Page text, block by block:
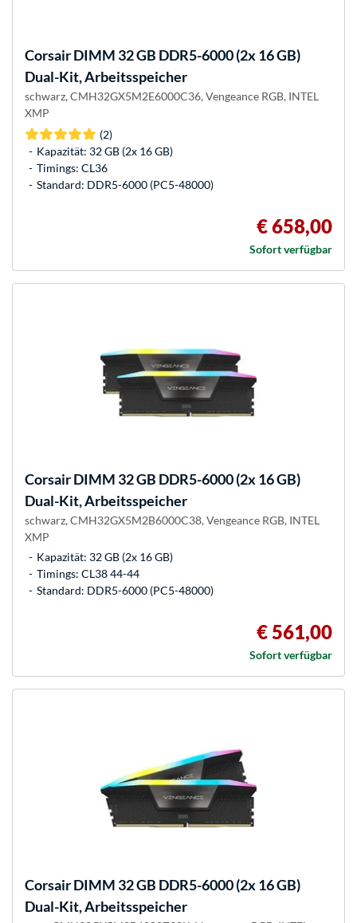
CorsairDIMM 32 GB DDR5-6000 (2x 16 GB)
Dual-Kit, Arbeitsspeicher
schwarz, CMH32GX5M2E6000C36, Vengeance RGB, INTEL
XMP
(2)
Kapazität: 32 GB (2x 16 GB)
Timings: CL36
Standard: DDR5-6000 (PC5-48000)
€ 658,00
Sofort verfügbar
CorsairDIMM 32 GB DDR5-6000 (2x 16 GB)
Dual-Kit, Arbeitsspeicher
schwarz, CMH32GX5M2B6000C38, Vengeance RGB, INTEL
XMP
Kapazität: 32 GB (2x 16 GB)
Timings: CL38 44-44
Standard: DDR5-6000 (PC5-48000)
€ 561,00
Sofort verfügbar
CorsairDIMM 32 GB DDR5-6000 (2x 16 GB)
Dual-Kit, Arbeitsspeicher